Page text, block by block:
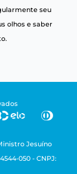
seu
olhos e saber
Jesuíno
050 - CNPJ: